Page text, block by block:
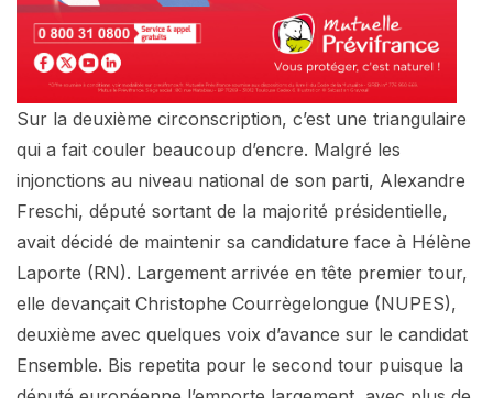
Sur la deuxième circonscription, c’est une triangulaire
qui a fait couler beaucoup d’encre. Malgré les
injonctions au niveau national de son parti, Alexandre
Freschi, député sortant de la majorité présidentielle,
avait décidé de maintenir sa candidature face à Hélène
Laporte (RN). Largement arrivée en tête premier tour,
elle devançait Christophe Courrègelongue (NUPES),
deuxième avec quelques voix d’avance sur le candidat
Ensemble. Bis repetita pour le second tour puisque la